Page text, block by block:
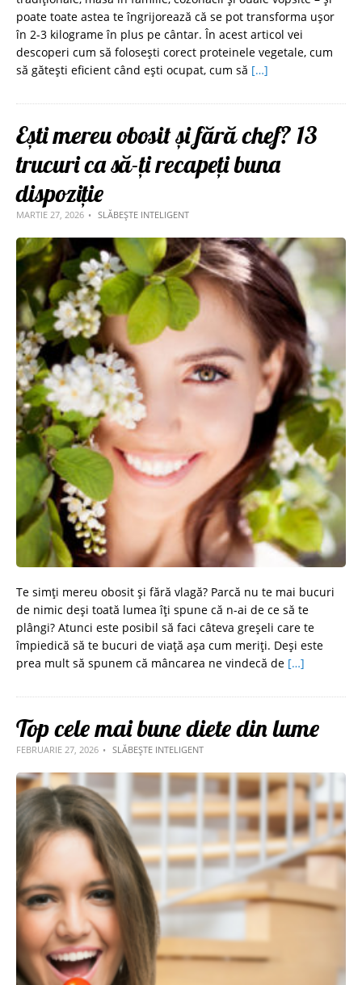
poate toate astea te îngrijorează că se pot transforma ușor
în 2-3 kilograme în plus pe cântar. În acest articol vei
descoperi cum să folosești corect proteinele vegetale, cum
să gătești eficient când ești ocupat, cum să […]
Ești mereu obosit și fără chef? 13
trucuri ca să-ți recapeți buna
dispoziție
MARTIE 27, 2026 SLĂBEȘTE INTELIGENT
Te simți mereu obosit și fără vlagă? Parcă nu te mai bucuri
de nimic deși toată lumea îți spune că n-ai de ce să te
plângi? Atunci este posibil să faci câteva greșeli care te
împiedică să te bucuri de viață așa cum meriți. Deși este
prea mult să spunem că mâncarea ne vindecă de […]
Top cele mai bune diete din lume
FEBRUARIE 27, 2026 SLĂBEȘTE INTELIGENT